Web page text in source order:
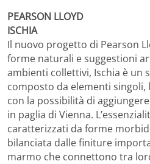
PEARSON LLOYD
ISCHIA
Il nuovo progetto di Pearson
forme naturali e suggestioni
ambienti collettivi, Ischia è un
composto da elementi
con la possibilità di
in paglia di Vienna.
caratterizzati da forme
bilanciata dalle finiture
marmo che connettono tra